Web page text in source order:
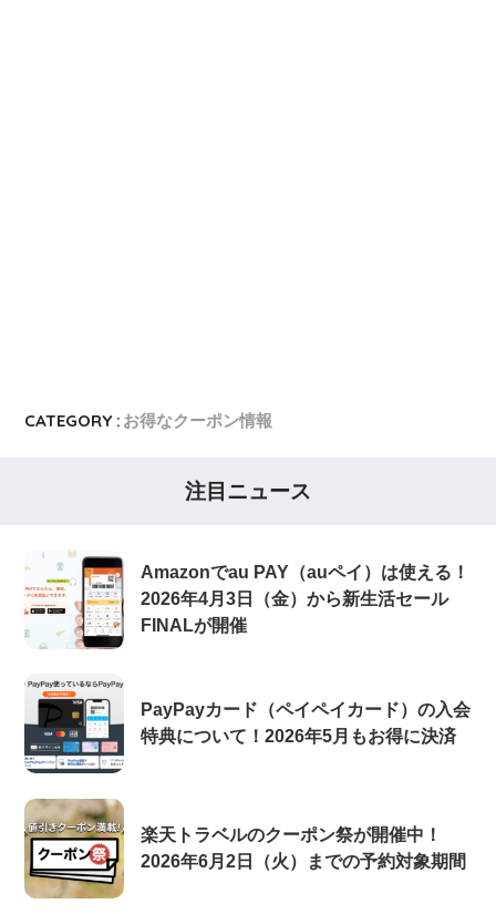
CATEGORY : お得なクーポン情報
注目ニュース
Amazonでau PAY（auペイ）は使える！
2026年4月3日（金）から新生活セール
FINALが開催
PayPayカード（ペイペイカード）の入会
特典について！2026年5月もお得に決済
楽天トラベルのクーポン祭が開催中！
2026年6月2日（火）までの予約対象期間